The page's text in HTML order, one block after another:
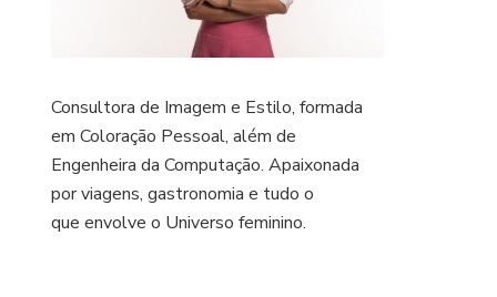
Consultora de Imagem e Estilo, formada
em Coloração Pessoal, além de
Engenheira da Computação. Apaixonada
por viagens, gastronomia e tudo o
que envolve o Universo feminino.